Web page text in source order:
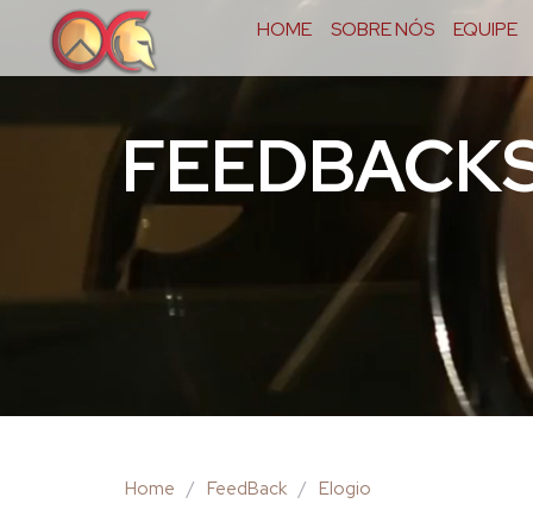
HOME SOBRE NÓS EQUIPE
Home / FeedBack / Elogio